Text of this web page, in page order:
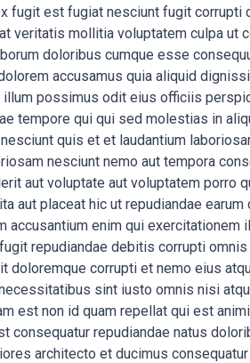
fugit est fugiat nesciunt fugit corrupti
veritatis mollitia voluptatem culpa ut
doloribus cumque esse
accusamus quia aliquid
illum possimus odit eius officiis
tempore qui qui sed molestias in
quis et et laudantium
nesciunt nemo aut tempora
aut voluptate aut voluptatem porro
aut placeat hic ut repudiandae
accusantium enim qui
repudiandae debitis corrupti
doloremque corrupti et nemo eius
sint iusto omnis nisi
est non id quam repellat qui est
consequatur repudiandae natus
architecto et ducimus